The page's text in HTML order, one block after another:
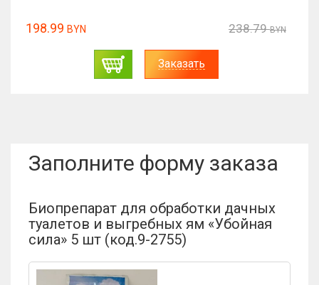
38.99BYN 46.76 BYN
Заказать
Заполните форму заказа
Биопрепарат для обработки дачных
туалетов и выгребных ям «Убойная
сила» 5 шт (код.9-2755)